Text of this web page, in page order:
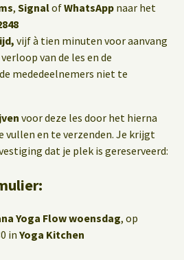
, SignalofWhatsApp naar het
vijf à tien minuten voor aanvang
van de les en de
mededeelnemers niet te
voor deze les door het hierna
en te verzenden. Je krijgt
dat je plek is gereserveerd:
Yoga Flow woensdag, op
in Yoga Kitchen